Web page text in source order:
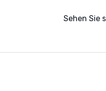
Sehen Sie